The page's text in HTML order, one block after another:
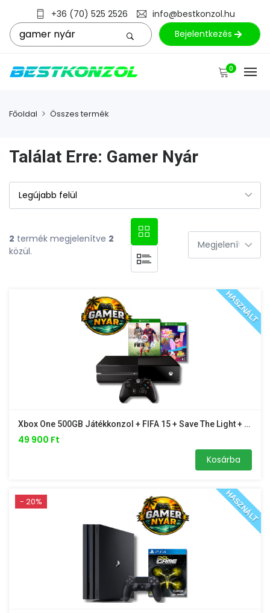
+36 (70) 525 2526
info@bestkonzol.hu
Bejelentkezés
0
Főoldal Összes termék
Találat Erre: Gamer Nyár
2 termék megjelenítve 2
közül.
HASZNÁLT
Xbox One 500GB Játékkonzol + FIFA 15 + Save The Light + 1 Év Garancia – Gamer Nyár Akció
49 900 Ft
Kosárba
- 20% HASZNÁLT